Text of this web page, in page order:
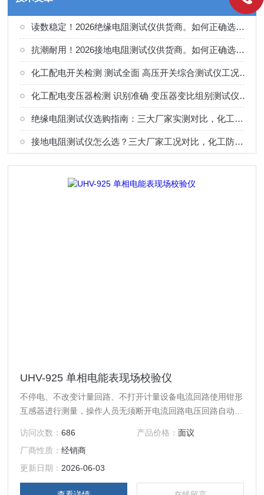
读数稳定！2026绝缘电阻测试仪供货商。如何正确选择适合的厂家
抗潮耐用！2026接地电阻测试仪供货商。如何正确选择适合的厂家
化工配电开关检测 测试全面 高压开关综合测试仪工况选型参考
化工配电变压器检测 识别准确 变压器变比组别测试仪工况选型参考
绝缘电阻测试仪选购指南：三大厂家实测对比，化工电气绝缘检测适配
接地电阻测试仪怎么选？三大厂家工况对比，化工防雷接地检测专用
UHV-925 单相电能表现场校验仪
不停电、不改变计量回路、不打开计量设备电流回路使用钳形
互感器进行测量，操作人员无须断开电流回路电压回路自动切
访问次数：686 产品价格： 面议
厂商性质：经销商
更新日期： 2026-06-03